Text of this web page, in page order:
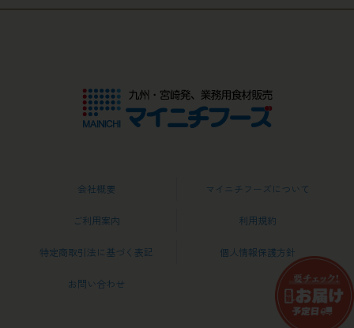
会社概要 マイニチフーズについて
ご利用案内 利用規約
特定商取引法に基づく表記 個人情報保護方針
お問い合わせ